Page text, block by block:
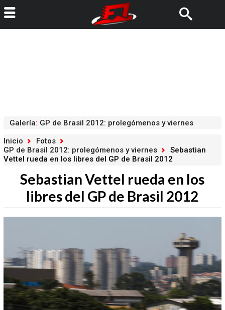
Galería: GP de Brasil 2012: prolegómenos y viernes
Inicio
Fotos
GP de Brasil 2012: prolegómenos y viernes
Sebastian
Vettel rueda en los libres del GP de Brasil 2012
Sebastian Vettel rueda en los
libres del GP de Brasil 2012